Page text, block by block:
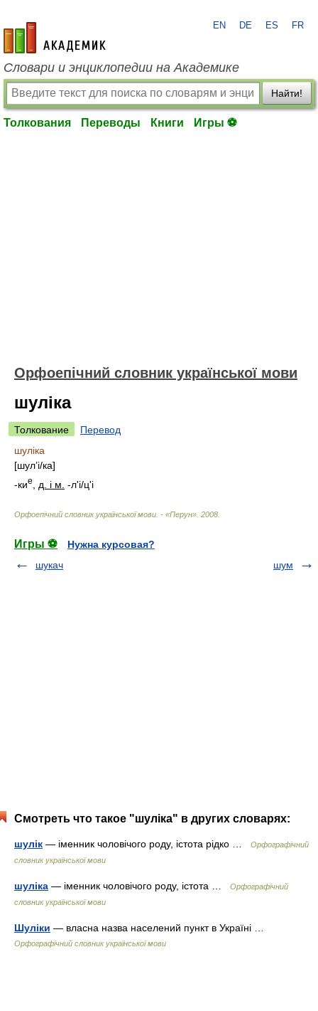
academic.ru
EN DE ES FR
Словари и энциклопедии на Академике
Найти!
Толкования Переводы Книги Игры ⚽
Орфоепічний словник української мови
шуліка
Толкование
Перевод
шуліка
[шул’і/ка]
-кие д. і м. -л'і/ц'і
Орфоепічний словник української мови. - «Перун» 2008
Игры ⚽
Нужна курсовая?
шукач
шум
Смотреть что такое "шуліка" в других словарях:
шулік — іменник чоловічого роду, істота рідко …
Орфографічний
словник української мови
шуліка — іменник чоловічого роду, істота …
Орфографічний
словник української мови
Шуліки — власна назва населений пункт в Україні …
Орфографічний словник української мови